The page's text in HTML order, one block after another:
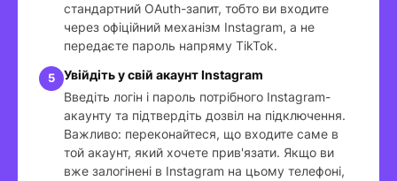
стандартний OAuth-запит, тобто ви входите
через офіційний механізм Instagram, а не
передаєте пароль напряму TikTok.
Увійдіть у свій акаунт Instagram
Введіть логін і пароль потрібного Instagram-
акаунту та підтвердіть дозвіл на підключення.
Важливо: переконайтеся, що входите саме в
той акаунт, який хочете прив'язати. Якщо ви
вже залогінені в Instagram на цьому телефоні,